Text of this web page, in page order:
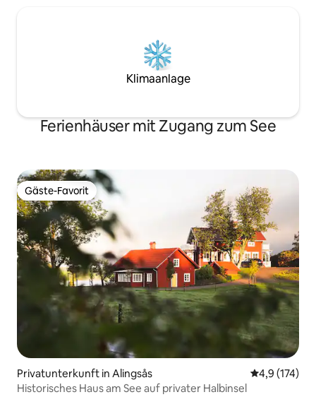
Klimaanlage
Ferienhäuser mit Zugang zum See
Gäste-Favorit
Gäste-Favorit
Privatunterkunft in Alingsås
4,9 (174)
Historisches Haus am See auf privater Halbinsel